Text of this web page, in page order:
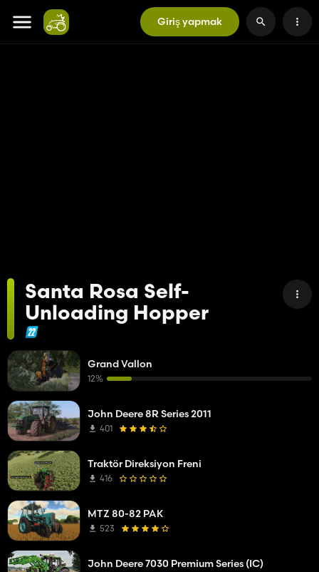
Giriş yapmak
Santa Rosa Self-
Unloading Hopper
Grand Vallon
12%
John Deere 8R Series 2011
401
Traktör Direksiyon Freni
416
MTZ 80-82 PAK
523
John Deere 7030 Premium Series (IC)